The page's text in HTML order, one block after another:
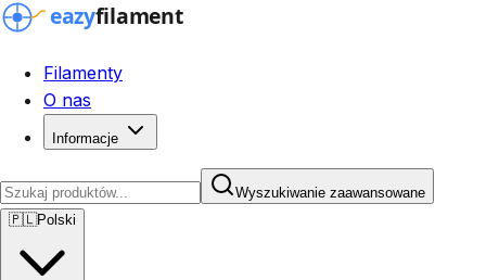
Filamenty
O nas
Informacje
Wyszukiwanie zaawansowane
🇵🇱Polski